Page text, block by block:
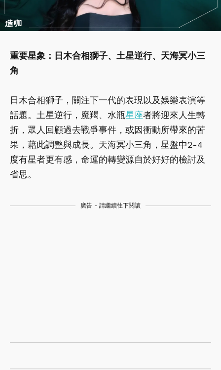
重要星象：日木合相獅子、土星逆行、天海冥小三
角
日木合相獅子，關注下一代的表現以及娛樂表演等
話題。土星逆行，魔羯、水瓶星座者將迎來人生轉
折，眾人回顧過去戰爭事件，或因衝動所帶來的苦
果，藉此調整與成長。天海冥小三角，星盤中2-4
度有星者更有感，命運的轉變源自於好好的檢討及
省思。
廣告 - 請繼續往下閱讀